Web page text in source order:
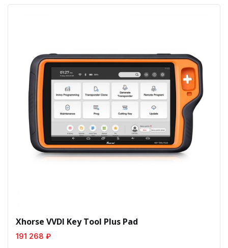
Xhorse VVDI Key Tool Plus Pad
191 268 ₽